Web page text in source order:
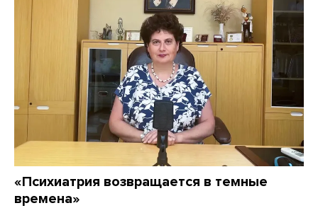
«Психиатрия возвращается в темные
времена»